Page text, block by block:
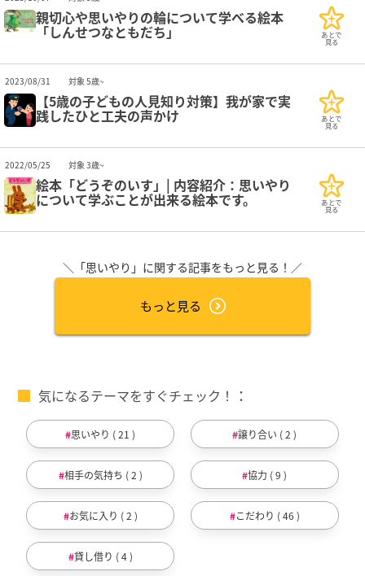
親切心や思いやりの輪について学べる絵本
「しんせつなともだち」 あとで
見る
2023/08/31 対象 5歳~
【5歳の子どもの人見知り対策】我が家で実
践したひと工夫の声かけ あとで
見る
2022/05/25 対象 3歳~
絵本「どうぞのいす」| 内容紹介：思いやり
について学ぶことが出来る絵本です。 あとで
見る
＼「思いやり」に関する記事をもっと見る！／
もっと見る
気になるテーマをすぐチェック！
思いやり ( 21 ) 譲り合い ( 2 )
相手の気持ち ( 2 ) 協力 ( 9 )
お気に入り ( 2 ) こだわり ( 46 )
貸し借り ( 4 )